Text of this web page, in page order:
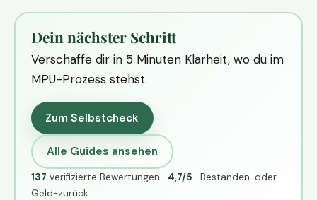
Dein nächster Schritt
Verschaffe dir in 5 Minuten Klarheit, wo du im
MPU-Prozess stehst.
Zum Selbstcheck
Alle Guides ansehen
137 verifizierte Bewertungen · 4,7/5 · Bestanden-oder-
Geld-zurück